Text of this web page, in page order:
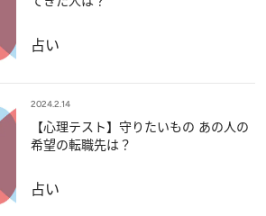
占い
2024.2.14
【心理テスト】守りたいもの あの人の
希望の転職先は？
占い